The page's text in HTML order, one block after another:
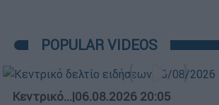
POPULAR VIDEOS
Κεντρικό...|06.08.2026 20:05